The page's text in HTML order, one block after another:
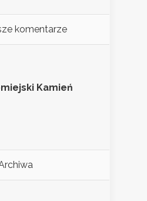
komentarze
Kamień